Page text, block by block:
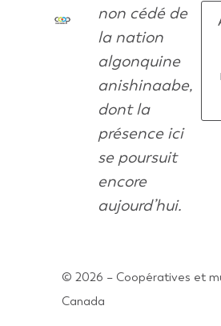
non cédé de
la nation
algonquine
anishinaabe,
dont la
présence ici
se poursuit
encore
aujourd’hui.
© 2026 – Coopératives et
Canada